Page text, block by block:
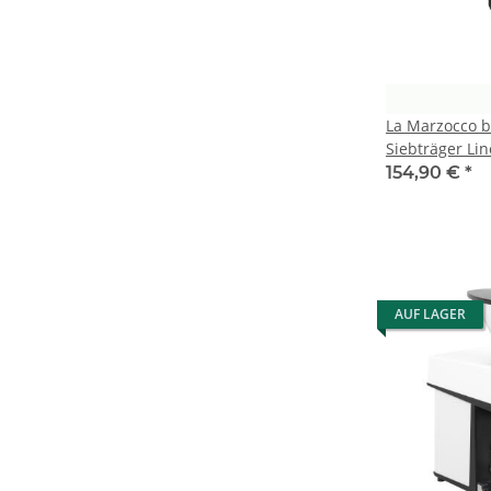
La Marzocco
Siebträger
154,90 € *
AUF LAGER